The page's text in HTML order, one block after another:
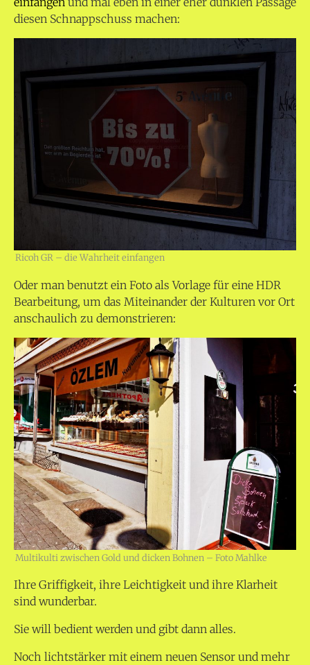
diesen Schnappschuss machen:
Ricoh GR – die Wahrheit einfangen
Oder man benutzt ein Foto als Vorlage für eine HDR
Bearbeitung, um das Miteinander der Kulturen vor Ort
anschaulich zu demonstrieren:
Multikulti zwischen Gold und dicken Bohnen – Foto Mahlke
Ihre Griffigkeit, ihre Leichtigkeit und ihre Klarheit
sind wunderbar.
Sie will bedient werden und gibt dann alles.
Noch lichtstärker mit einem neuen Sensor und mehr